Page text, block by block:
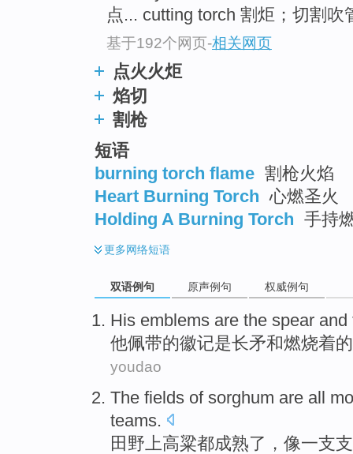
点... cutting torch 割炬；切割吹
基于192个网页-相关网页
点火火炬
焰切
割枪
短语
burning torch flame 割枪火焰
Heart Burning Torch 心燃圣火
Holding A Burning Torch 手持
更多网络短语
双语例句 原声例句 权威例句
His emblems are the spear and
他佩带的徽记是长矛和燃烧着的
youdao
The fields of sorghum are all
teams.
田野 上高粱都成熟了， 像一支支